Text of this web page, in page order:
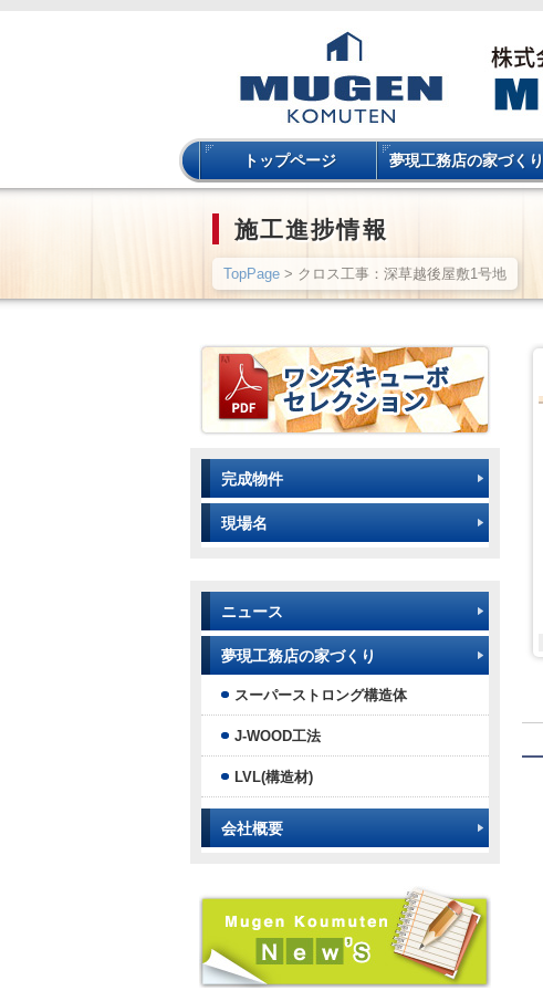
トップページ 夢現工務店の家づくり
施工進捗情報
TopPage > クロス工事：深草越後屋敷1号地
完成物件
現場名
ニュース
夢現工務店の家づくり
スーパーストロング構造体
J-WOOD工法
LVL(構造材)
会社概要